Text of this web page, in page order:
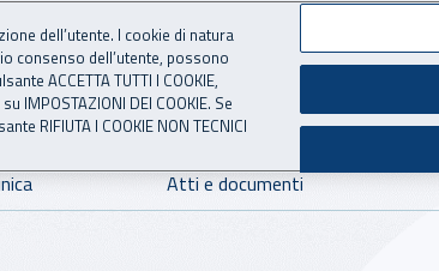
Atti e documenti
dell’utente. I cookie di natura
consenso dell’utente, possono
ACCETTA TUTTI I COOKIE,
DEI COOKIE. Se
RIFIUTA I COOKIE NON TECNICI